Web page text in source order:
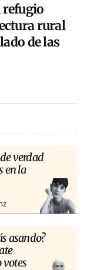
refugio
rural
de las
verdad
en la
asando?
votes